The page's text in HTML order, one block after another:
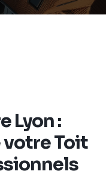
Lyon :
votre Toit